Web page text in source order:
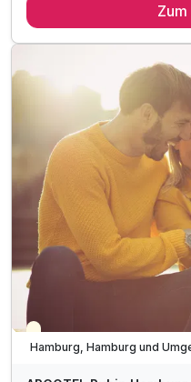
4 x reichhaltiges Frühstück
inkl. W-LAN Nutzung im
inkl. Kinder bis 5 Jahren
Tipp 1: Shoppen in der
Tipp 2: Spazieren an der
Tipp 3: Besichtigung der
Teilweise ausgelastet
Hamburg, Hamburg und